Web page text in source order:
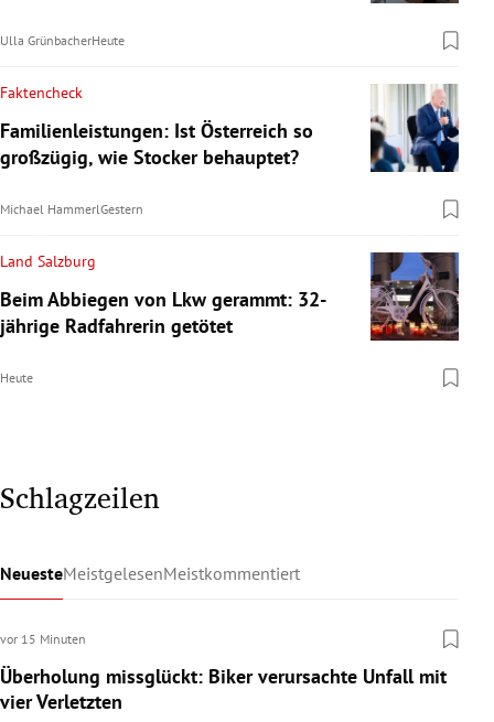
Ulla GrünbacherHeute
Faktencheck
Familienleistungen: Ist Österreich so
großzügig, wie Stocker behauptet?
Michael HammerlGestern
Land Salzburg
Beim Abbiegen von Lkw gerammt: 32-
jährige Radfahrerin getötet
Heute
Schlagzeilen
NeuesteMeistgelesenMeistkommentiert
vor 15 Minuten
Überholung missglückt: Biker verursachte Unfall mit
vier Verletzten